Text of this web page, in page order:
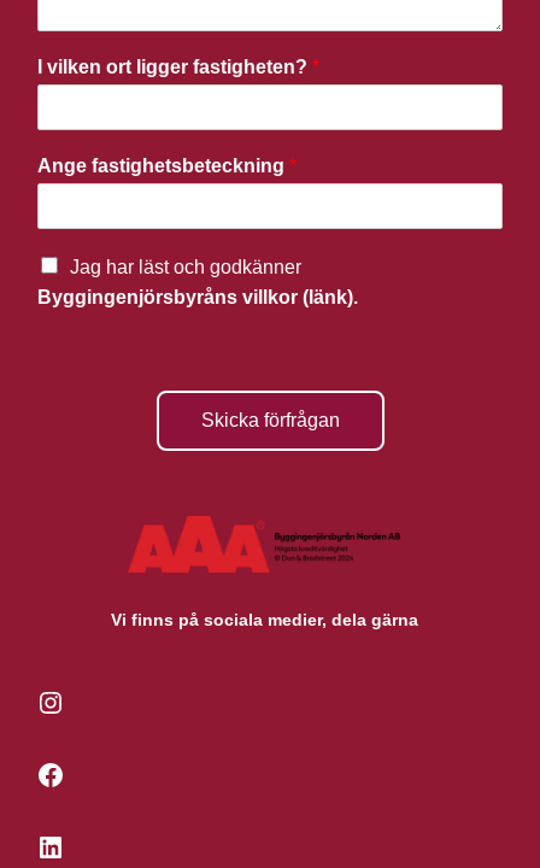
I vilken ort ligger fastigheten? *
Ange fastighetsbeteckning *
Jag har läst och godkänner
Byggingenjörsbyråns villkor (länk).
Skicka förfrågan
Vi finns på sociala medier, dela gärna
Instagram
Facebook
LinkedIn